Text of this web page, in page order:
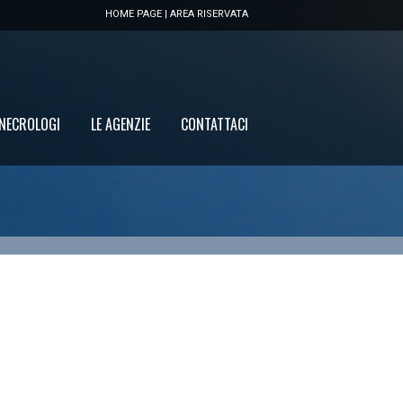
HOME PAGE | AREA RISERVATA
CONTATTACI
LE AGENZIE